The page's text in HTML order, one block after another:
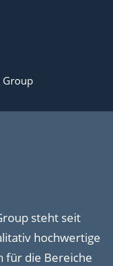
Group
steht seit
hochwertige
für die Bereiche